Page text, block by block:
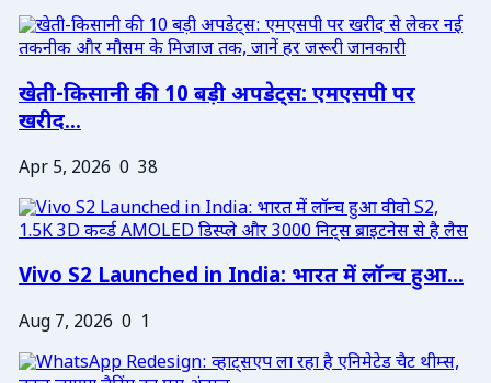
खेती-किसानी की 10 बड़ी अपडेट्स: एमएसपी पर
खरीद...
Apr 5, 2026 0 38
Vivo S2 Launched in India: भारत में लॉन्च हुआ...
Aug 7, 2026 0 1